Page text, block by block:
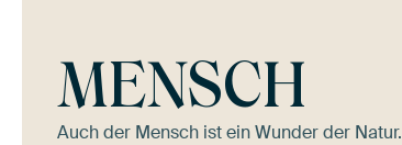
MENSCH
Auch der Mensch ist ein Wunder der Natur.